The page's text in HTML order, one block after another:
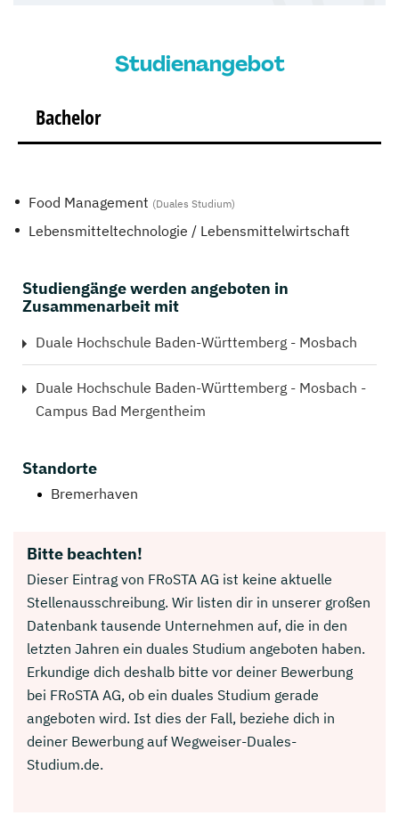
Studienangebot
Bachelor
Food Management (Duales Studium)
Lebensmitteltechnologie / Lebensmittelwirtschaft
Studiengänge werden angeboten in
Zusammenarbeit mit
Duale Hochschule Baden-Württemberg - Mosbach
Duale Hochschule Baden-Württemberg - Mosbach -
Campus Bad Mergentheim
Standorte
Bremerhaven
Bitte beachten!
Dieser Eintrag von FRoSTA AG ist keine aktuelle
Stellenausschreibung. Wir listen dir in unserer großen
Datenbank tausende Unternehmen auf, die in den
letzten Jahren ein duales Studium angeboten haben.
Erkundige dich deshalb bitte vor deiner Bewerbung
bei FRoSTA AG, ob ein duales Studium gerade
angeboten wird. Ist dies der Fall, beziehe dich in
deiner Bewerbung auf Wegweiser-Duales-
Studium.de.